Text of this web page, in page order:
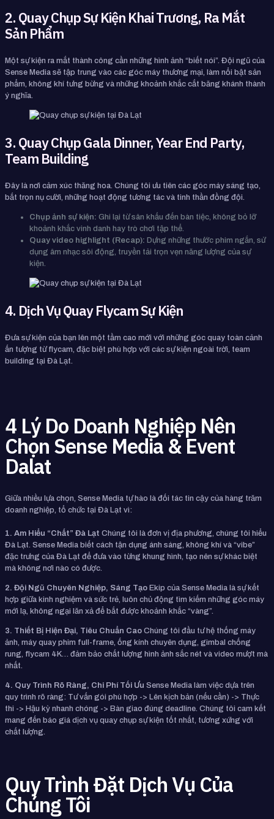
2. Quay Chụp Sự Kiện Khai Trương, Ra Mắt
Sản Phẩm
Một sự kiện ra mắt thành công cần những hình ảnh “biết nói”. Đội ngũ của
Sense Media sẽ tập trung vào các góc máy thương mại, làm nổi bật sản
phẩm, không khí tưng bừng và những khoảnh khắc cắt băng khánh thành
ý nghĩa.
3. Quay Chụp Gala Dinner, Year End Party,
Team Building
Đây là nơi cảm xúc thăng hoa. Chúng tôi ưu tiên các góc máy sáng tạo,
bắt trọn nụ cười, những hoạt động tương tác và tinh thần đồng đội.
Chụp ảnh sự kiện: Ghi lại từ sân khấu đến bàn tiệc, không bỏ lỡ
khoảnh khắc vinh danh hay trò chơi tập thể.
Quay video highlight (Recap): Dựng những thước phim ngắn, sử
dụng âm nhạc sôi động, truyền tải trọn vẹn năng lượng của sự
kiện.
4. Dịch Vụ Quay Flycam Sự Kiện
Đưa sự kiện của bạn lên một tầm cao mới với những góc quay toàn cảnh
ấn tượng từ flycam, đặc biệt phù hợp với các sự kiện ngoài trời, team
building tại Đà Lạt.
4 Lý Do Doanh Nghiệp Nên
Chọn Sense Media & Event
Dalat
Giữa nhiều lựa chọn, Sense Media tự hào là đối tác tin cậy của hàng trăm
doanh nghiệp, tổ chức tại Đà Lạt vì:
1. Am Hiểu “Chất” Đà Lạt Chúng tôi là đơn vị địa phương, chúng tôi hiểu
Đà Lạt. Sense Media biết cách tận dụng ánh sáng, không khí và “vibe”
đặc trưng của Đà Lạt để đưa vào từng khung hình, tạo nên sự khác biệt
mà không nơi nào có được.
2. Đội Ngũ Chuyên Nghiệp, Sáng Tạo Ekip của Sense Media là sự kết
hợp giữa kinh nghiệm và sức trẻ, luôn chủ động tìm kiếm những góc máy
mới lạ, không ngại lăn xả để bắt được khoảnh khắc “vàng”.
3. Thiết Bị Hiện Đại, Tiêu Chuẩn Cao Chúng tôi đầu tư hệ thống máy
ảnh, máy quay phim full-frame, ống kính chuyên dụng, gimbal chống
rung, flycam 4K… đảm bảo chất lượng hình ảnh sắc nét và video mượt mà
nhất.
4. Quy Trình Rõ Ràng, Chi Phí Tối Ưu Sense Media làm việc dựa trên
quy trình rõ ràng: Tư vấn gói phù hợp -> Lên kịch bản (nếu cần) -> Thực
thi -> Hậu kỳ nhanh chóng -> Bàn giao đúng deadline. Chúng tôi cam kết
mang đến báo giá dịch vụ quay chụp sự kiện tốt nhất, tương xứng với
chất lượng.
Quy Trình Đặt Dịch Vụ Của
Chúng Tôi